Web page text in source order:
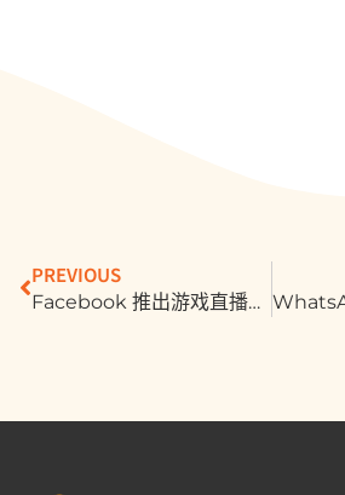
PREVIOUS
Facebook 推出游戏直播App！强调上架低门槛、轻游戏也欢迎